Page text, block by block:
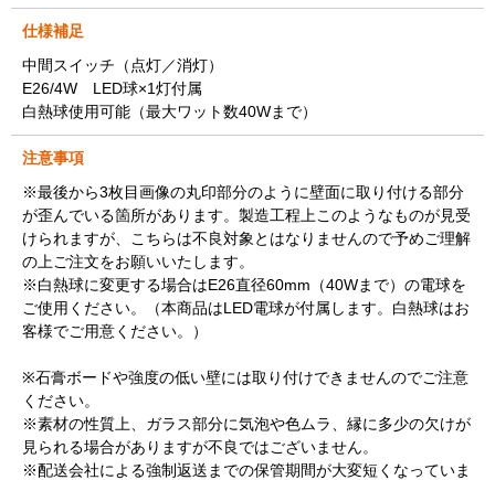
仕様補足
中間スイッチ（点灯／消灯）
E26/4W LED球×1灯付属
白熱球使用可能（最大ワット数40Wまで）
注意事項
※最後から3枚目画像の丸印部分のように壁面に取り付ける部分
が歪んでいる箇所があります。製造工程上このようなものが見受
けられますが、こちらは不良対象とはなりませんので予めご理解
の上ご注文をお願いいたします。
※白熱球に変更する場合はE26直径60mm（40Wまで）の電球を
ご使用ください。（本商品はLED電球が付属します。白熱球はお
客様でご用意ください。）
※石膏ボードや強度の低い壁には取り付けできませんのでご注意
ください。
※素材の性質上、ガラス部分に気泡や色ムラ、縁に多少の欠けが
見られる場合がありますが不良ではございません。
※配送会社による強制返送までの保管期間が大変短くなっていま